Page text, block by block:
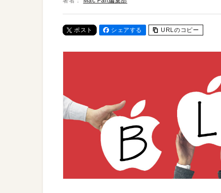
ポスト シェアする URLのコピー